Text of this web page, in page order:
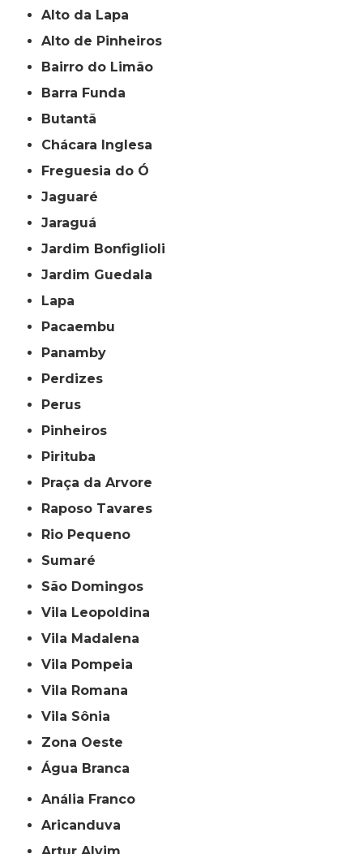
Alto da Lapa
Alto de Pinheiros
Bairro do Limão
Barra Funda
Butantã
Chácara Inglesa
Freguesia do Ó
Jaguaré
Jaraguá
Jardim Bonfiglioli
Jardim Guedala
Lapa
Pacaembu
Panamby
Perdizes
Perus
Pinheiros
Pirituba
Praça da Arvore
Raposo Tavares
Rio Pequeno
Sumaré
São Domingos
Vila Leopoldina
Vila Madalena
Vila Pompeia
Vila Romana
Vila Sônia
Zona Oeste
Água Branca
Anália Franco
Aricanduva